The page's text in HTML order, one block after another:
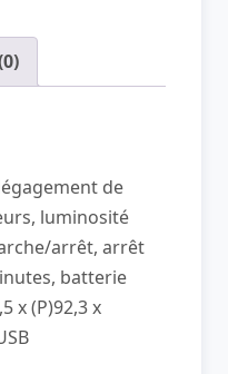
de
luminosité
arrêt, arrêt
batterie
x (P)92,3 x